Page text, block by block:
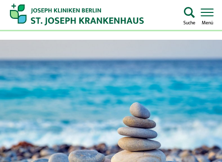
Suche Menü
Home
Notaufnahme
Kliniken & Zentren
Aufenthalt & Besuch